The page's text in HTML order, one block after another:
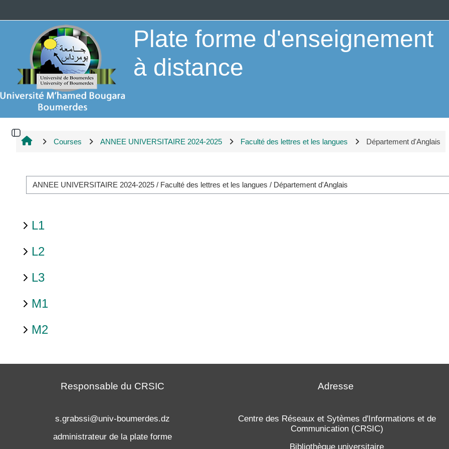
Plate forme d'enseignement
à distance
Open block drawer
Courses
ANNEE UNIVERSITAIRE 2024-2025 Faculté des lettres et les langues Département d'Anglais
L1
L2
L3
M1
M2
Responsable du CRSIC
s.grabssi@univ-boumerdes.dz
administrateur de la plate forme
Adresse
Centre des Réseaux et Sytèmes d'Informations et de
Communication (CRSIC)
Bibliothèque universitaire